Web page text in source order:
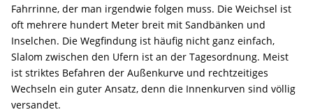
Fahrrinne, der man irgendwie folgen muss. Die Weichsel ist
oft mehrere hundert Meter breit mit Sandbänken und
Inselchen. Die Wegfindung ist häufig nicht ganz einfach,
Slalom zwischen den Ufern ist an der Tagesordnung. Meist
ist striktes Befahren der Außenkurve und rechtzeitiges
Wechseln ein guter Ansatz, denn die Innenkurven sind völlig
versandet.